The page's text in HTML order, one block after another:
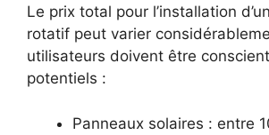
Le prix total pour l’installation
rotatif peut varier
utilisateurs doivent être
potentiels :
Panneaux solaires : entre